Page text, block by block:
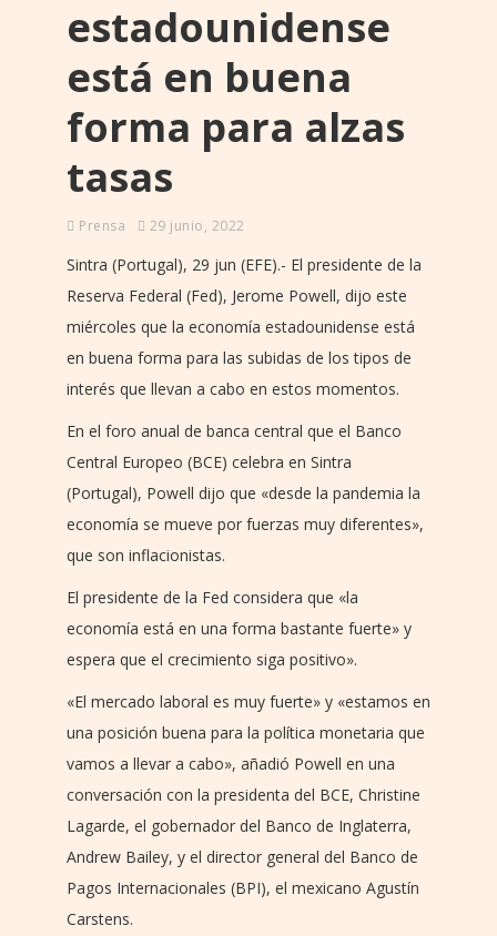
estadounidense
está en buena
forma para alzas
tasas
Prensa 29 junio, 2022
Sintra (Portugal), 29 jun (EFE).- El presidente de la
Reserva Federal (Fed), Jerome Powell, dijo este
miércoles que la economía estadounidense está
en buena forma para las subidas de los tipos de
interés que llevan a cabo en estos momentos.
En el foro anual de banca central que el Banco
Central Europeo (BCE) celebra en Sintra
(Portugal), Powell dijo que «desde la pandemia la
economía se mueve por fuerzas muy diferentes»,
que son inflacionistas.
El presidente de la Fed considera que «la
economía está en una forma bastante fuerte» y
espera que el crecimiento siga positivo».
«El mercado laboral es muy fuerte» y «estamos en
una posición buena para la política monetaria que
vamos a llevar a cabo», añadió Powell en una
conversación con la presidenta del BCE, Christine
Lagarde, el gobernador del Banco de Inglaterra,
Andrew Bailey, y el director general del Banco de
Pagos Internacionales (BPI), el mexicano Agustín
Carstens.